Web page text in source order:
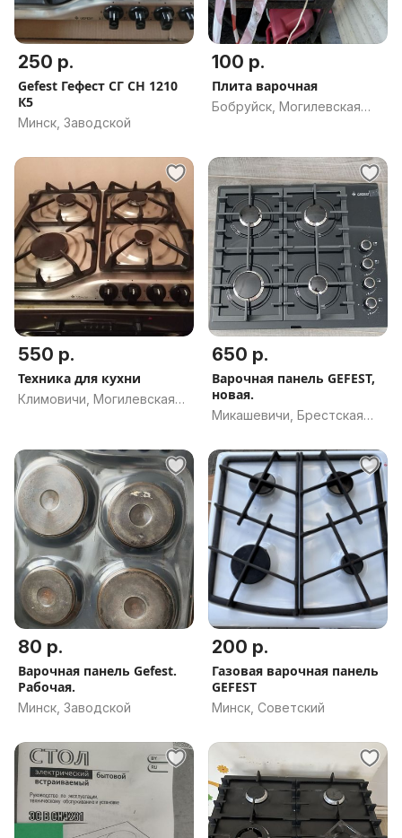
250 р.
Gefest Гефест СГ СН 1210
К5
Минск, Заводской
100 р.
Плита варочная
Бобруйск, Могилевская
550 р.
Техника для кухни
Климовичи, Могилевская
650 р.
Варочная панель GEFEST,
новая.
Микашевичи, Брестская
80 р.
Варочная панель Gefest.
Рабочая.
Минск, Заводской
200 р.
Газовая варочная панель
GEFEST
Минск, Советский